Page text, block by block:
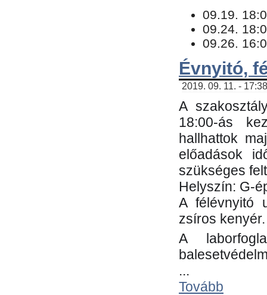
09.19.
09.24.
09.26.
Évnyitó,
2019. 09. 11. -
A
18:00-ás
hallhattok
előadások
szükséges
Helyszín: G-
A félévnyitó
zsíros kenyér.
A
...
Tovább